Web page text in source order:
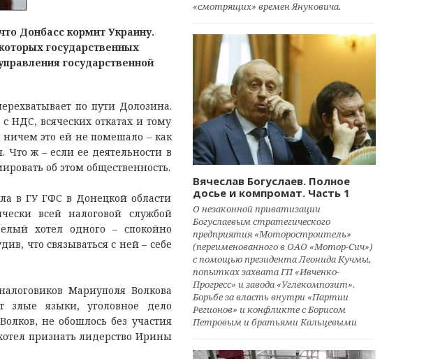
Донбасс кормит Украину.
государственных
государственной
по пути Долозина.
НДС, всяческих откатах и тому
ничем это ей не помешало – как
ж – если ее деятельности в
об этом общественность.
в ГУ ГФС в Донецкой области
всей налоговой службой
хотел одного – спокойно
что связываться с ней – себе
Мариуполя Волкова
злые языки, уголовное дело
не обошлось без участия
признать лидерство Ирины
«смотрящих» времен Януковича.
Вячеслав Богуслаев. Полное
досье и компромат. Часть 1
О незаконной приватизации
Богуслаевым стратегического
предприятия «Моторостроитель»
(переименованного в ОАО «Мотор-Сич»)
с помощью президента Леонида Кучмы,
попытках захвата ГП «Ивченко-
Прогресс» и завода «Углекомпозит».
Борьбе за власть внутри «Партии
Регионов» и конфликте с Борисом
Петровым и братьями Кальцевыми